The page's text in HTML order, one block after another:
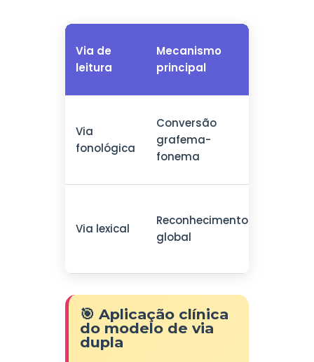
Via de
leitura
Mecanismo
principal
Via
fonológica
Conversão
grafema-
fonema
Via lexical
Reconhecimento
global
🎯 Aplicação clínica
do modelo de via
dupla